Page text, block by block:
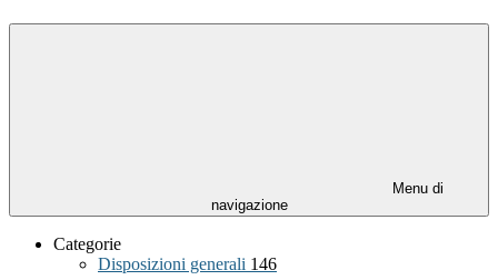
Menu di
navigazione
Categorie
Disposizioni generali 146